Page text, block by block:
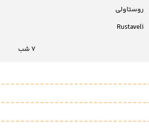
روستاولی
Rustaveli
7 شب